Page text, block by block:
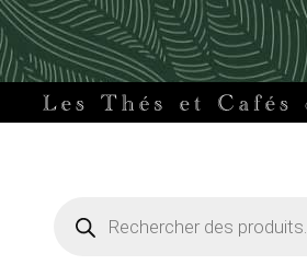
produits